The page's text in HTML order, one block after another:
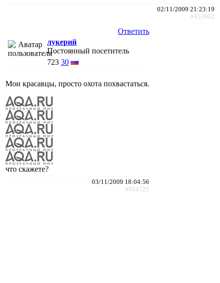
02/11/2009 21:23:19
#953962
Ответить
лукерий
Постоянный посетитель
723 30
Мои красавцы, просто охота похвастаться.
что скажете?
03/11/2009 18:04:56
#954725